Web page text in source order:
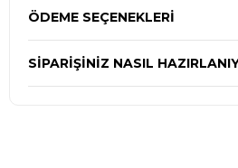
ÖDEME SEÇENEKLERI
SIPARIŞINIZ NASIL